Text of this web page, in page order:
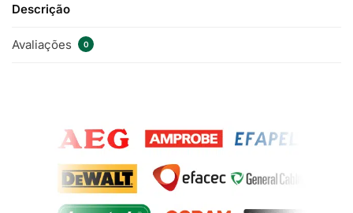
Descrição
Avaliações 0